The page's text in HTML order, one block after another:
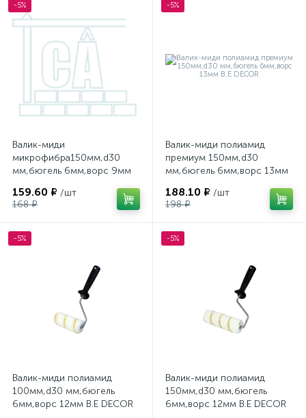
-5%
Валик-миди
микрофибра150мм,d30
мм,бюгель 6мм,ворс 9мм
159.60 ₽ /шт
168 ₽
-5%
Валик-миди полиамид
премиум 150мм,d30
мм,бюгель 6мм,ворс 13мм
188.10 ₽ /шт
198 ₽
-5%
Валик-миди полиамид
100мм,d30 мм,бюгель
6мм,ворс 12мм B.E DECOR
-5%
Валик-миди полиамид
150мм,d30 мм,бюгель
6мм,ворс 12мм B.E DECOR